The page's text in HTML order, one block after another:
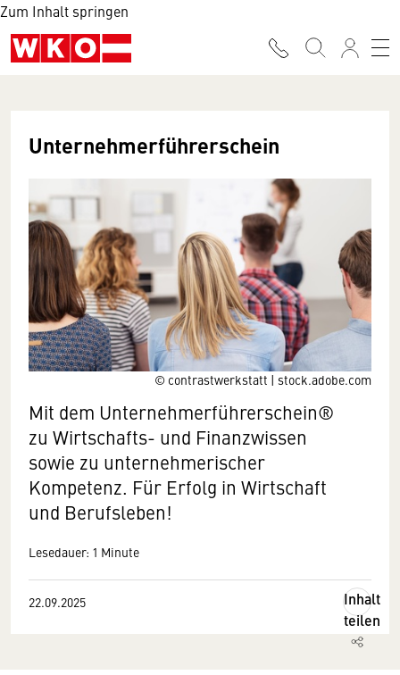
Zum Inhalt springen
© contrastwerkstatt | stock.adobe.com
Unternehmerführerschein
Mit dem Unternehmerführerschein®
zu Wirtschafts- und Finanzwissen
sowie zu unternehmerischer
Kompetenz. Für Erfolg in Wirtschaft
und Berufsleben!
Lesedauer: 1 Minute
22.09.2025
Inhalt
teilen